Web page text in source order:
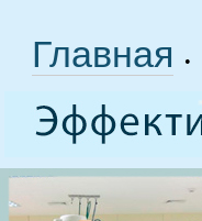
Главная •